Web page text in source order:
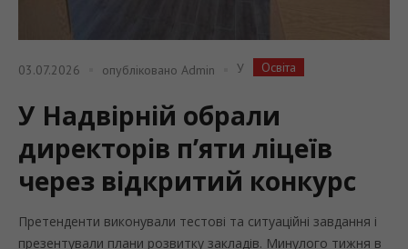
03.07.2026 опубліковано Admin У Освіта
У Надвірній обрали
директорів п’яти ліцеїв
через відкритий конкурс
Претенденти виконували тестові та ситуаційні завдання і
презентували плани розвитку закладів. Минулого тижня в